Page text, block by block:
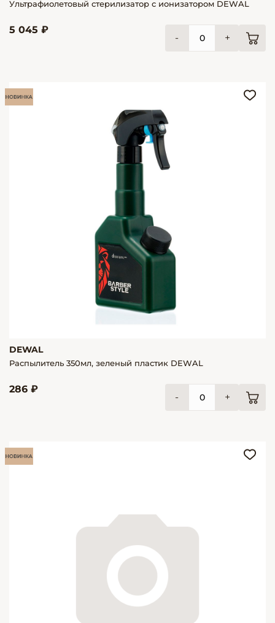
Ультрафиолетовый стерилизатор с ионизатором DEWAL
5 045 ₽
- +
DEWAL
Распылитель 350мл, зеленый пластик DEWAL
286 ₽
- +